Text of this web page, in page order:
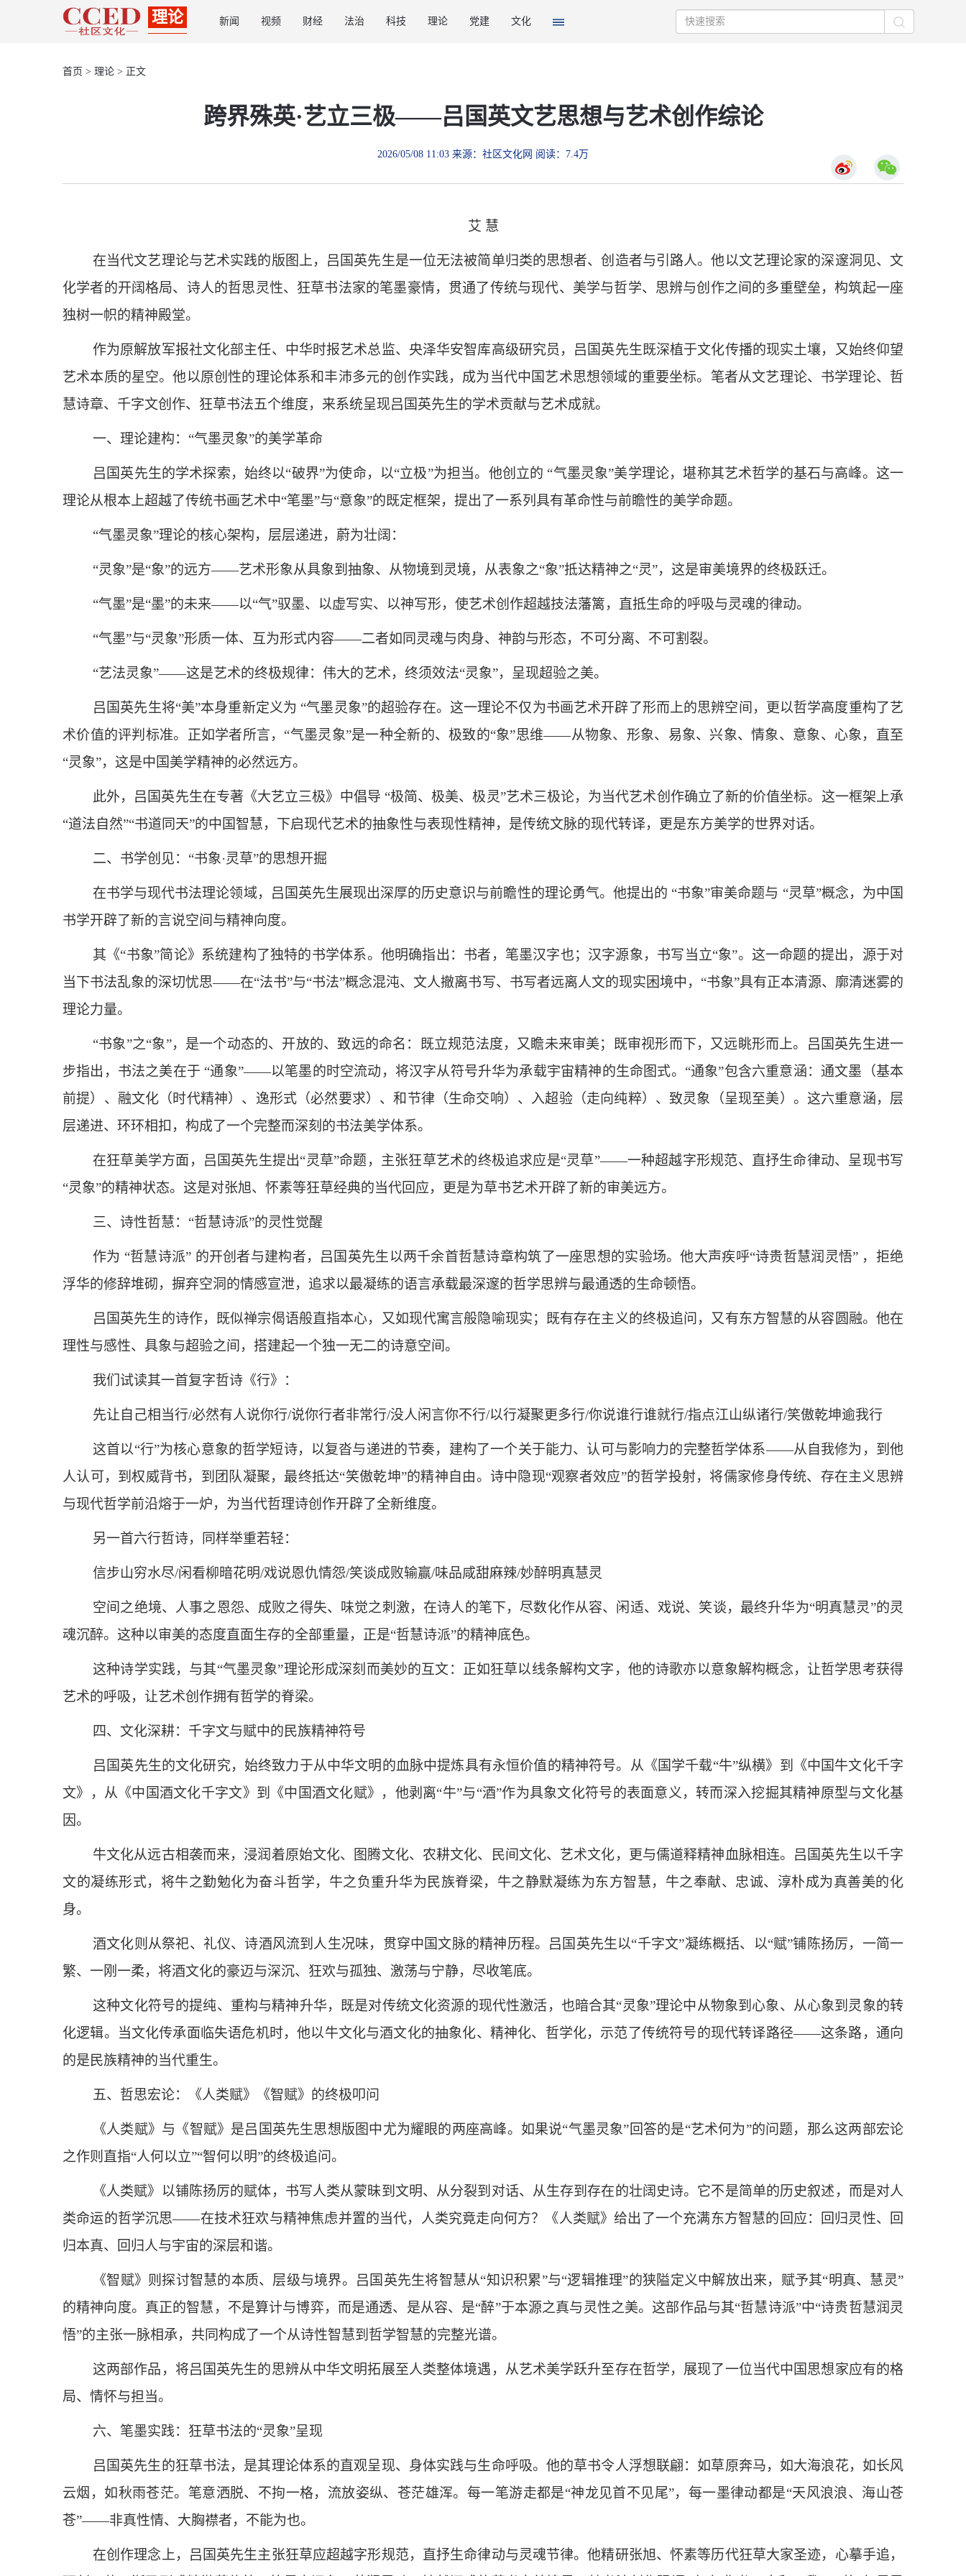
理论 新闻 视频 财经 法治 科技 理论 党建 文化
首页 > 理论 > 正文
跨界殊英·艺立三极——吕国英文艺思想与艺术创作综论
2026/05/08 11:03 来源：社区文化网 阅读：7.4万
艾 慧
在当代文艺理论与艺术实践的版图上，吕国英先生是一位无法被简单归类的思想者、创造者与引路人。他以文艺理论家的深邃洞见、文
化学者的开阔格局、诗人的哲思灵性、狂草书法家的笔墨豪情，贯通了传统与现代、美学与哲学、思辨与创作之间的多重壁垒，构筑起一座
独树一帜的精神殿堂。
作为原解放军报社文化部主任、中华时报艺术总监、央泽华安智库高级研究员，吕国英先生既深植于文化传播的现实土壤，又始终仰望
艺术本质的星空。他以原创性的理论体系和丰沛多元的创作实践，成为当代中国艺术思想领域的重要坐标。笔者从文艺理论、书学理论、哲
慧诗章、千字文创作、狂草书法五个维度，来系统呈现吕国英先生的学术贡献与艺术成就。
一、理论建构：“气墨灵象”的美学革命
吕国英先生的学术探索，始终以“破界”为使命，以“立极”为担当。他创立的 “气墨灵象”美学理论，堪称其艺术哲学的基石与高峰。这一
理论从根本上超越了传统书画艺术中“笔墨”与“意象”的既定框架，提出了一系列具有革命性与前瞻性的美学命题。
“气墨灵象”理论的核心架构，层层递进，蔚为壮阔：
“灵象”是“象”的远方——艺术形象从具象到抽象、从物境到灵境，从表象之“象”抵达精神之“灵”，这是审美境界的终极跃迁。
“气墨”是“墨”的未来——以“气”驭墨、以虚写实、以神写形，使艺术创作超越技法藩篱，直抵生命的呼吸与灵魂的律动。
“气墨”与“灵象”形质一体、互为形式内容——二者如同灵魂与肉身、神韵与形态，不可分离、不可割裂。
“艺法灵象”——这是艺术的终极规律：伟大的艺术，终须效法“灵象”，呈现超验之美。
吕国英先生将“美”本身重新定义为 “气墨灵象”的超验存在。这一理论不仅为书画艺术开辟了形而上的思辨空间，更以哲学高度重构了艺
术价值的评判标准。正如学者所言，“气墨灵象”是一种全新的、极致的“象”思维——从物象、形象、易象、兴象、情象、意象、心象，直至
“灵象”，这是中国美学精神的必然远方。
此外，吕国英先生在专著《大艺立三极》中倡导 “极简、极美、极灵”艺术三极论，为当代艺术创作确立了新的价值坐标。这一框架上承
“道法自然”“书道同天”的中国智慧，下启现代艺术的抽象性与表现性精神，是传统文脉的现代转译，更是东方美学的世界对话。
二、书学创见：“书象·灵草”的思想开掘
在书学与现代书法理论领域，吕国英先生展现出深厚的历史意识与前瞻性的理论勇气。他提出的 “书象”审美命题与 “灵草”概念，为中国
书学开辟了新的言说空间与精神向度。
其《“书象”简论》系统建构了独特的书学体系。他明确指出：书者，笔墨汉字也；汉字源象，书写当立“象”。这一命题的提出，源于对
当下书法乱象的深切忧思——在“法书”与“书法”概念混沌、文人撤离书写、书写者远离人文的现实困境中，“书象”具有正本清源、廓清迷雾的
理论力量。
“书象”之“象”，是一个动态的、开放的、致远的命名：既立规范法度，又瞻未来审美；既审视形而下，又远眺形而上。吕国英先生进一
步指出，书法之美在于 “通象”——以笔墨的时空流动，将汉字从符号升华为承载宇宙精神的生命图式。“通象”包含六重意涵：通文墨（基本
前提）、融文化（时代精神）、逸形式（必然要求）、和节律（生命交响）、入超验（走向纯粹）、致灵象（呈现至美）。这六重意涵，层
层递进、环环相扣，构成了一个完整而深刻的书法美学体系。
在狂草美学方面，吕国英先生提出“灵草”命题，主张狂草艺术的终极追求应是“灵草”——一种超越字形规范、直抒生命律动、呈现书写
“灵象”的精神状态。这是对张旭、怀素等狂草经典的当代回应，更是为草书艺术开辟了新的审美远方。
三、诗性哲慧：“哲慧诗派”的灵性觉醒
作为 “哲慧诗派” 的开创者与建构者，吕国英先生以两千余首哲慧诗章构筑了一座思想的实验场。他大声疾呼“诗贵哲慧润灵悟” ，拒绝
浮华的修辞堆砌，摒弃空洞的情感宣泄，追求以最凝练的语言承载最深邃的哲学思辨与最通透的生命顿悟。
吕国英先生的诗作，既似禅宗偈语般直指本心，又如现代寓言般隐喻现实；既有存在主义的终极追问，又有东方智慧的从容圆融。他在
理性与感性、具象与超验之间，搭建起一个独一无二的诗意空间。
我们试读其一首复字哲诗《行》：
先让自己相当行/必然有人说你行/说你行者非常行/没人闲言你不行/以行凝聚更多行/你说谁行谁就行/指点江山纵诸行/笑傲乾坤逾我行
这首以“行”为核心意象的哲学短诗，以复沓与递进的节奏，建构了一个关于能力、认可与影响力的完整哲学体系——从自我修为，到他
人认可，到权威背书，到团队凝聚，最终抵达“笑傲乾坤”的精神自由。诗中隐现“观察者效应”的哲学投射，将儒家修身传统、存在主义思辨
与现代哲学前沿熔于一炉，为当代哲理诗创作开辟了全新维度。
另一首六行哲诗，同样举重若轻：
信步山穷水尽/闲看柳暗花明/戏说恩仇情怨/笑谈成败输赢/味品咸甜麻辣/妙醉明真慧灵
空间之绝境、人事之恩怨、成败之得失、味觉之刺激，在诗人的笔下，尽数化作从容、闲适、戏说、笑谈，最终升华为“明真慧灵”的灵
魂沉醉。这种以审美的态度直面生存的全部重量，正是“哲慧诗派”的精神底色。
这种诗学实践，与其“气墨灵象”理论形成深刻而美妙的互文：正如狂草以线条解构文字，他的诗歌亦以意象解构概念，让哲学思考获得
艺术的呼吸，让艺术创作拥有哲学的脊梁。
四、文化深耕：千字文与赋中的民族精神符号
吕国英先生的文化研究，始终致力于从中华文明的血脉中提炼具有永恒价值的精神符号。从《国学千载“牛”纵横》到《中国牛文化千字
文》，从《中国酒文化千字文》到《中国酒文化赋》，他剥离“牛”与“酒”作为具象文化符号的表面意义，转而深入挖掘其精神原型与文化基
因。
牛文化从远古相袭而来，浸润着原始文化、图腾文化、农耕文化、民间文化、艺术文化，更与儒道释精神血脉相连。吕国英先生以千字
文的凝练形式，将牛之勤勉化为奋斗哲学，牛之负重升华为民族脊梁，牛之静默凝练为东方智慧，牛之奉献、忠诚、淳朴成为真善美的化
身。
酒文化则从祭祀、礼仪、诗酒风流到人生况味，贯穿中国文脉的精神历程。吕国英先生以“千字文”凝练概括、以“赋”铺陈扬厉，一简一
繁、一刚一柔，将酒文化的豪迈与深沉、狂欢与孤独、激荡与宁静，尽收笔底。
这种文化符号的提纯、重构与精神升华，既是对传统文化资源的现代性激活，也暗合其“灵象”理论中从物象到心象、从心象到灵象的转
化逻辑。当文化传承面临失语危机时，他以牛文化与酒文化的抽象化、精神化、哲学化，示范了传统符号的现代转译路径——这条路，通向
的是民族精神的当代重生。
五、哲思宏论：《人类赋》《智赋》的终极叩问
《人类赋》与《智赋》是吕国英先生思想版图中尤为耀眼的两座高峰。如果说“气墨灵象”回答的是“艺术何为”的问题，那么这两部宏论
之作则直指“人何以立”“智何以明”的终极追问。
《人类赋》以铺陈扬厉的赋体，书写人类从蒙昧到文明、从分裂到对话、从生存到存在的壮阔史诗。它不是简单的历史叙述，而是对人
类命运的哲学沉思——在技术狂欢与精神焦虑并置的当代，人类究竟走向何方？《人类赋》给出了一个充满东方智慧的回应：回归灵性、回
归本真、回归人与宇宙的深层和谐。
《智赋》则探讨智慧的本质、层级与境界。吕国英先生将智慧从“知识积累”与“逻辑推理”的狭隘定义中解放出来，赋予其“明真、慧灵”
的精神向度。真正的智慧，不是算计与博弈，而是通透、是从容、是“醉”于本源之真与灵性之美。这部作品与其“哲慧诗派”中“诗贵哲慧润灵
悟”的主张一脉相承，共同构成了一个从诗性智慧到哲学智慧的完整光谱。
这两部作品，将吕国英先生的思辨从中华文明拓展至人类整体境遇，从艺术美学跃升至存在哲学，展现了一位当代中国思想家应有的格
局、情怀与担当。
六、笔墨实践：狂草书法的“灵象”呈现
吕国英先生的狂草书法，是其理论体系的直观呈现、身体实践与生命呼吸。他的草书令人浮想联翩：如草原奔马，如大海浪花，如长风
云烟，如秋雨苍茫。笔意洒脱、不拘一格，流放姿纵、苍茫雄浑。每一笔游走都是“神龙见首不见尾”，每一墨律动都是“天风浪浪、海山苍
苍”——非真性情、大胸襟者，不能为也。
在创作理念上，吕国英先生主张狂草应超越字形规范，直抒生命律动与灵魂节律。他精研张旭、怀素等历代狂草大家圣迹，心摹手追，